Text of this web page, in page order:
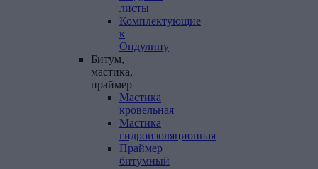
листы
Комплектующие
к
Ондулину
Битум,
мастика,
праймер
Мастика
кровельная
Мастика
гидроизоляционная
Праймер
битумный